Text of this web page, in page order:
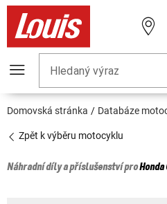
Hledaný výraz
Domovská stránka Databáze
Zpět k výběru motocyklu
Náhradní díly a příslušenství proHonda